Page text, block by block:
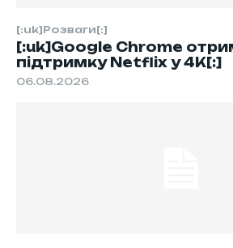
[:uk]Розваги[:]
[:uk]Google Chrome
підтримку Netflix у 4K[:]
06.08.2026